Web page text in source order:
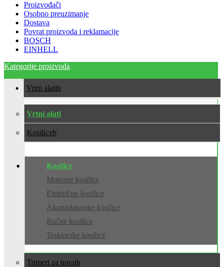
Proizvođači
Osobno preuzimanje
Dostava
Povrat proizvoda i reklamacije
BOSCH
EINHELL
Kategorije proizvoda
Vrtni alati
Vrtni alati
Kosilice
Kosilice
Motorne kosilice
Električne kosilice
Akumulatorske kosilice
Ručne kosilice
Traktorske kosilice
Trimeri za travu